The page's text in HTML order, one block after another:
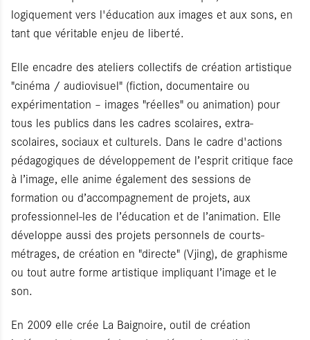
logiquement vers l'éducation aux images et aux sons, en
tant que véritable enjeu de liberté.
Elle encadre des ateliers collectifs de création artistique
"cinéma / audiovisuel" (fiction, documentaire ou
expérimentation – images "réelles" ou animation) pour
tous les publics dans les cadres scolaires, extra-
scolaires, sociaux et culturels. Dans le cadre d'actions
pédagogiques de développement de l’esprit critique face
à l’image, elle anime également des sessions de
formation ou d’accompagnement de projets, aux
professionnel-les de l’éducation et de l’animation. Elle
développe aussi des projets personnels de courts-
métrages, de création en "directe" (Vjing), de graphisme
ou tout autre forme artistique impliquant l’image et le
son.
En 2009 elle crée La Baignoire, outil de création